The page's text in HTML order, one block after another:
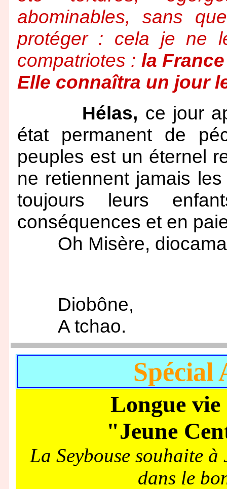
abominables, sans
protéger : cela je ne
compatriotes : la
Elle connaîtra un jour
Hélas, ce jour
état permanent de
peuples est un éternel
ne retiennent jamais
toujours leurs
conséquences et en
Oh Misère,
Diobône,
A tchao.
Spécial
Longue
"Jeune
La Seybouse souhaite
dans le